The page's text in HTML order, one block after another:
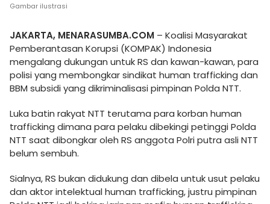
Gambar ilustrasi
JAKARTA, MENARASUMBA.COM – Koalisi Masyarakat
Pemberantasan Korupsi (KOMPAK) Indonesia
mengalang dukungan untuk RS dan kawan-kawan, para
polisi yang membongkar sindikat human trafficking dan
BBM subsidi yang dikriminalisasi pimpinan Polda NTT.
Luka batin rakyat NTT terutama para korban human
trafficking dimana para pelaku dibekingi petinggi Polda
NTT saat dibongkar oleh RS anggota Polri putra asli NTT
belum sembuh.
Sialnya, RS bukan didukung dan dibela untuk usut pelaku
dan aktor intelektual human trafficking, justru pimpinan